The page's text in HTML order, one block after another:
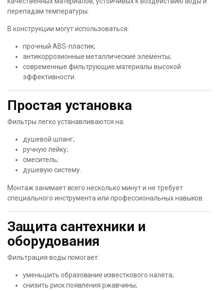
перепадам температуры.
В конструкции могут использоваться:
прочный ABS-пластик;
антикоррозионные металлические элементы;
современные фильтрующие материалы высокой
эффективности.
Простая установка
Фильтры легко устанавливаются на:
душевой шланг;
ручную лейку;
смеситель;
душевую систему.
Монтаж занимает всего несколько минут и не требует
специального инструмента или профессиональных навыков.
Защита сантехники и
оборудования
Фильтрация воды помогает:
уменьшить образование известкового налёта;
снизить риск появления ржавчины;